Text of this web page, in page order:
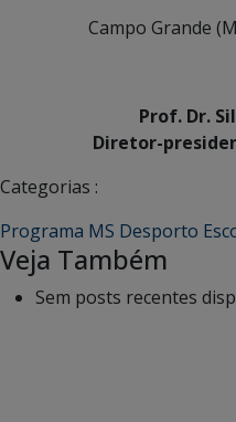
Campo Grande
Prof. Dr.
Diretor-
Categorias :
Programa MS Desporto
Veja Também
Sem posts recentes